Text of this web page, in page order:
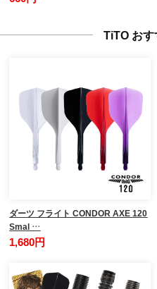
TiTO お
ダーツ フライト CONDOR AXE 120
Smal …
1,680円